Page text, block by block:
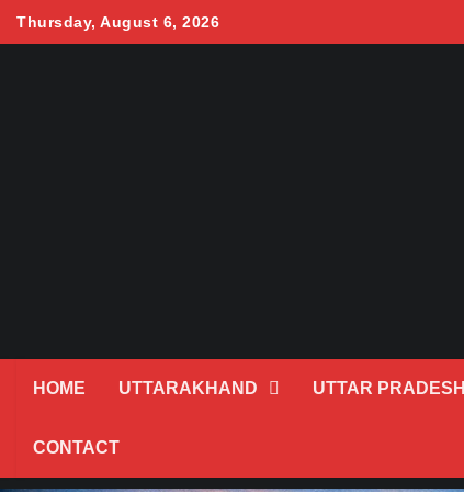
Thursday, August 6, 2026
HOME UTTARAKHAND UTTAR PRADESH
CONTACT